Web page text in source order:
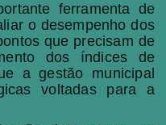
ferramenta de
o desempenho dos
que precisam de
dos índices de
a gestão municipal
voltadas para a